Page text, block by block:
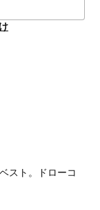
スト。ドローコ